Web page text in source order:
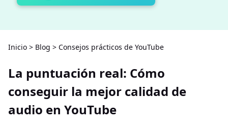
Inicio > Blog > Consejos prácticos de YouTube
La puntuación real: Cómo
conseguir la mejor calidad de
audio en YouTube